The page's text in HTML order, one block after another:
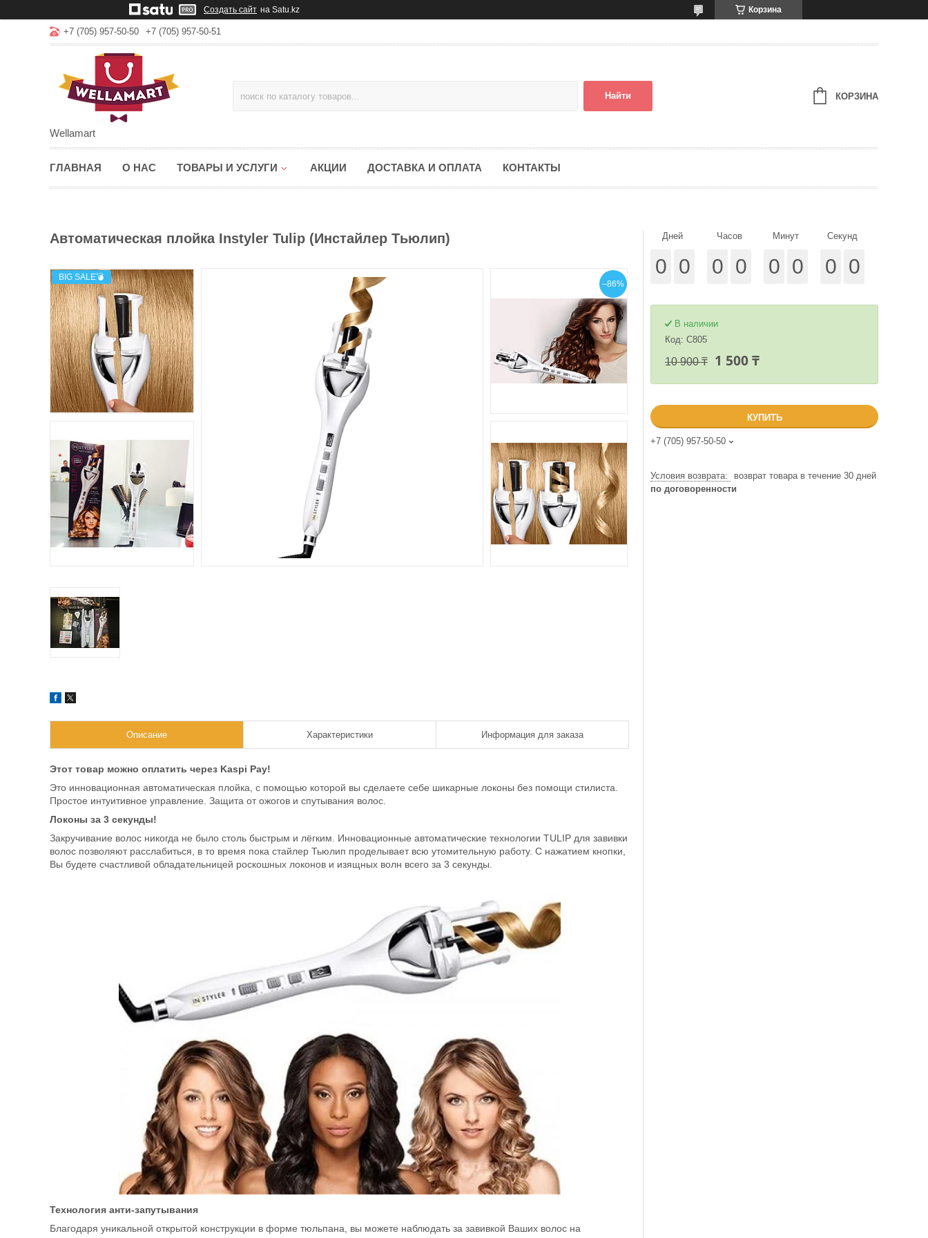
Создать сайт на Satu.kz Корзина
+7 (705) 957-50-50 +7 (705) 957-50-51
Wellamart
Найти КОРЗИНА
ГЛАВНАЯ О НАС ТОВАРЫ И УСЛУГИ АКЦИИ ДОСТАВКА И ОПЛАТА КОНТАКТЫ
Автоматическая плойка Instyler Tulip (Инстайлер Тьюлип)
BIG SALE💣
–86%
Описание Характеристики Информация для заказа
Этот товар можно оплатить через Kaspi Pay!
Это инновационная автоматическая плойка, с помощью которой вы сделаете себе шикарные локоны без помощи стилиста.
Простое интуитивное управление. Защита от ожогов и спутывания волос.
Локоны за 3 секунды!
Закручивание волос никогда не было столь быстрым и лёгким. Инновационные автоматические технологии TULIP для завивки
волос позволяют расслабиться, в то время пока стайлер Тьюлип проделывает всю утомительную работу. С нажатием кнопки,
Вы будете счастливой обладательницей роскошных локонов и изящных волн всего за 3 секунды.
Технология анти-запутывания
Благодаря уникальной открытой конструкции в форме тюльпана, вы можете наблюдать за завивкой Ваших волос на
Дней
0 0
Часов
0 0
Минут
0 0
Секунд
0 0
В наличии
Код: C805
10 900 ₸ 1 500 ₸
КУПИТЬ
+7 (705) 957-50-50
возврат товара в течение 30 дней
по договоренности